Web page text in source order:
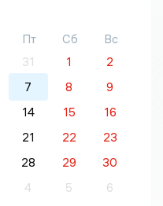
Пт Сб
Вс
31 1
2
7 8
9
14 15
16
21 22
23
28 29
30
4 5 6